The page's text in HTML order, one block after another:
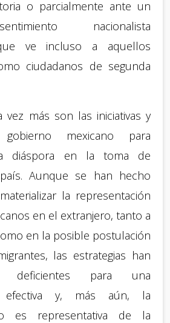
o parcialmente ante un
nacionalista
ve incluso a aquellos
ciudadanos de segunda
más son las iniciativas y
mexicano para
diáspora en la toma de
Aunque se han hecho
la representación
en el extranjero, tanto a
en la posible postulación
las estrategias han
deficientes para una
efectiva y, más aún, la
es representativa de la